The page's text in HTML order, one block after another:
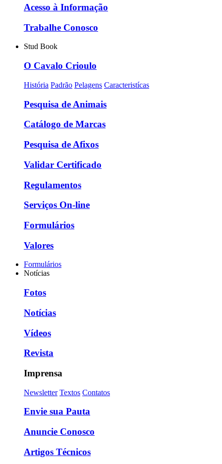
Acesso à Informação
Trabalhe Conosco
Stud Book
O Cavalo Crioulo
História Padrão Pelagens Caracteristícas
Pesquisa de Animais
Catálogo de Marcas
Pesquisa de Afixos
Validar Certificado
Regulamentos
Serviços On-line
Formulários
Valores
Formulários
Notícias
Fotos
Notícias
Vídeos
Revista
Imprensa
Newsletter Textos Contatos
Envie sua Pauta
Anuncie Conosco
Artigos Técnicos